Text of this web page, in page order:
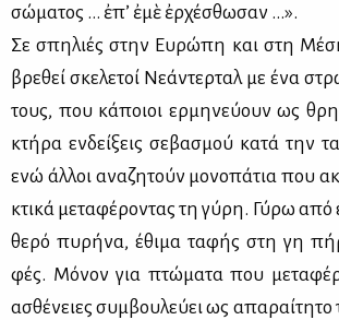
σώ­μα­τος … ἐπ’ ἐμὲ ἐρχέ­σθω­σαν …».
Σε σπη­λιές στην Ευ­ρώ­πη και στη
βρε­θεί σκε­λε­τοί Νε­ά­ντερ­ταλ με ένα
τους, που κά­ποιοι ερ­μη­νεύ­ουν ως
κτή­ρα εν­δεί­ξεις σε­βα­σμού κα­τά την
ενώ άλ­λοι ανα­ζη­τούν μο­νο­πά­τια που
κτι­κά με­τα­φέ­ρο­ντας τη γύ­ρη. Γύ­ρω
θε­ρό πυ­ρή­να, έθι­μα τα­φής στη γη
φές. Μό­νον για πτώ­μα­τα που
ασθέ­νειες συμ­βου­λεύ­ει ως απα­ραί­τη­το